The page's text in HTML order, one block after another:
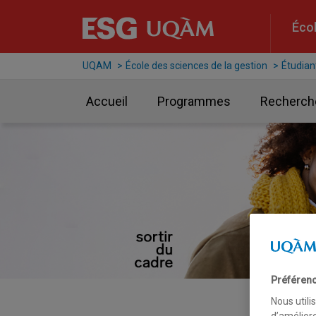
UQAM École des sciences de la gestion
Accueil Programmes
Nous